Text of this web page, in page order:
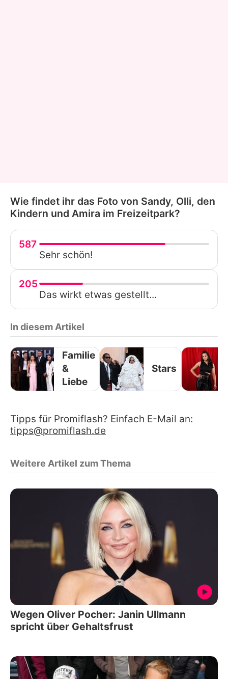
Wie findet ihr das Foto von Sandy, Olli, den
Kindern und Amira im Freizeitpark?
587
Sehr schön!
205
Das wirkt etwas gestellt...
In diesem Artikel
Familie
&
Liebe
Stars
Tipps für Promiflash? Einfach E-Mail an:
tipps@promiflash.de
Weitere Artikel zum Thema
Wegen Oliver Pocher: Janin Ullmann
spricht über Gehaltsfrust